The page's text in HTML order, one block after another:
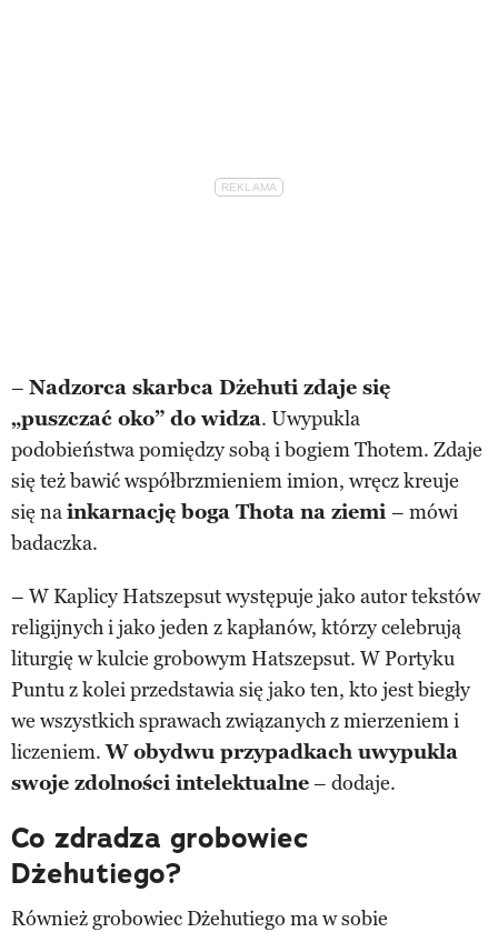
– Nadzorca skarbca Dżehuti zdaje się
„puszczać oko” do widza. Uwypukla
podobieństwa pomiędzy sobą i bogiem Thotem. Zdaje
się też bawić współbrzmieniem imion, wręcz kreuje
się nainkarnację boga Thota na ziemi – mówi
badaczka.
– W Kaplicy Hatszepsut występuje jako autor tekstów
religijnych i jako jeden z kapłanów, którzy celebrują
liturgię w kulcie grobowym Hatszepsut. W Portyku
Puntu z kolei przedstawia się jako ten, kto jest biegły
we wszystkich sprawach związanych z mierzeniem i
liczeniem.W obydwu przypadkach uwypukla
swoje zdolności intelektualne– dodaje.
Co zdradza grobowiec
Dżehutiego?
Również grobowiec Dżehutiego ma w sobie